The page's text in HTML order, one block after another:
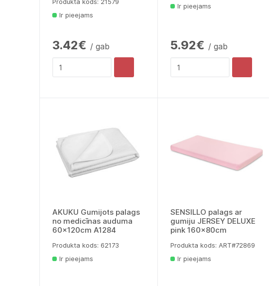
Produkta kods: 21579
Ir pieejams
3.42€ / gab
Ir pieejams
5.92€ / gab
AKUKU Gumijots palags
no medicīnas auduma
60x120cm A1284
Produkta kods: 62173
Ir pieejams
SENSILLO palags ar
gumiju JERSEY DELUXE
pink 160x80cm
Produkta kods: ART#72869
Ir pieejams